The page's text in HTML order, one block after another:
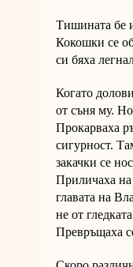
Тишината бе
Кокошки се
си бяха
Когато
от съня му.
Прокарваха
сигурност.
закачки се
Приличаха на
главата на
не от
Превръщаха